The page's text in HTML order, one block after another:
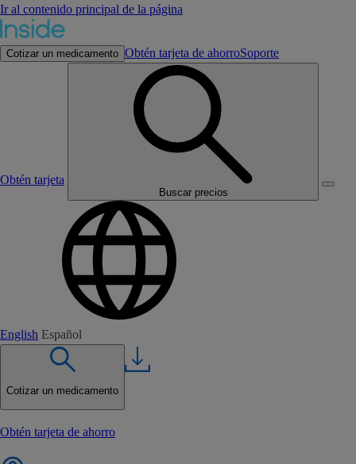
Ir al contenido principal de la página
Cotizar un medicamento Obtén tarjeta de ahorroSoporte
Obtén tarjeta
Buscar precios
English Español
Cotizar un medicamento
Obtén tarjeta de ahorro